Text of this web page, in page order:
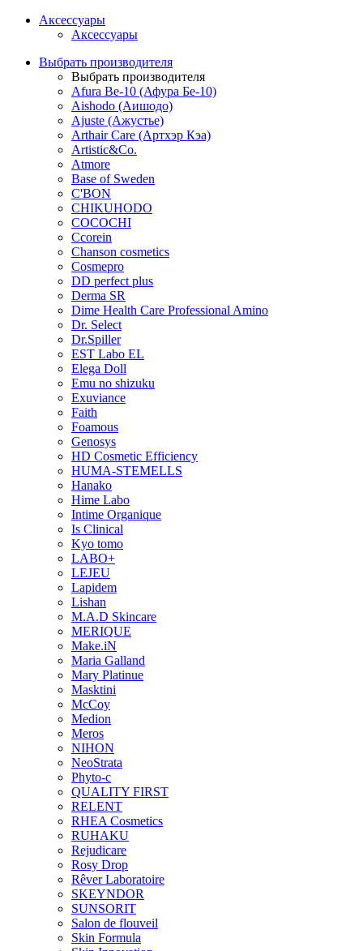
Аксессуары
Аксессуары
Выбрать производителя
Выбрать производителя
Afura Be-10 (Афура Бе-10)
Aishodo (Аишодо)
Ajuste (Ажустье)
Arthair Care (Артхэр Кэа)
Artistic&Co.
Atmore
Base of Sweden
C'BON
CHIKUHODO
COCOCHI
Ccorein
Chanson cosmetics
Cosmepro
DD perfect plus
Derma SR
Dime Health Care Professional Amino
Dr. Select
Dr.Spiller
EST Labo EL
Elega Doll
Emu no shizuku
Exuviance
Faith
Foamous
Genosys
HD Cosmetic Efficiency
HUMA-STEMELLS
Hanako
Hime Labo
Intime Organique
Is Clinical
Kyo tomo
LABO+
LEJEU
Lapidem
Lishan
M.A.D Skincare
MERIQUE
Make.iN
Maria Galland
Mary Platinue
Masktini
McCoy
Medion
Meros
NIHON
NeoStrata
Phyto-c
QUALITY FIRST
RELENT
RHEA Cosmetics
RUHAKU
Rejudicare
Rosy Drop
Rêver Laboratoire
SKEYNDOR
SUNSORIT
Salon de flouveil
Skin Formula